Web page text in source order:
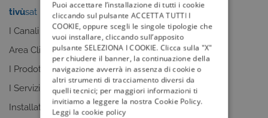
tivùsat
I Canali
Area Clienti
I Prodotti
I Servizi
Installatori
tivùla guida
I programmi
I canali
La Guida +
faq
Sitemap
Puoi accettare l’installazione di tutti i cookie
cliccando sul pulsante ACCETTA TUTTI I
COOKIE, oppure scegli le singole tipologie che
vuoi installare, cliccando sull’apposito
pulsante SELEZIONA I COOKIE. Clicca sulla "X"
per chiudere il banner, la continuazione della
navigazione avverrà in assenza di cookie o
altri strumenti di tracciamento diversi da
quelli tecnici; per maggiori informazioni ti
invitiamo a leggere la nostra Cookie Policy.
Leggi la cookie policy